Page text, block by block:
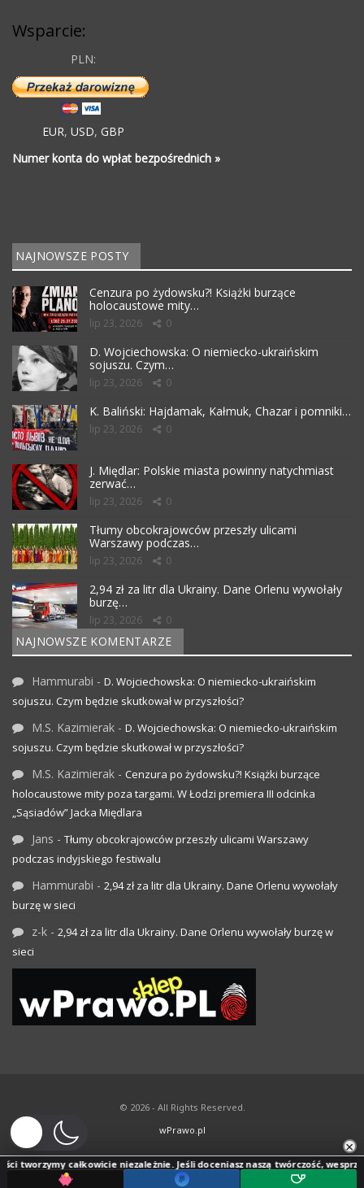
Wsparcie:
PLN:
EUR, USD, GBP
Numer konta do wpłat bezpośrednich »
NAJNOWSZE POSTY
Cenzura po żydowsku?! Książki burzące
holocaustowe mity…
lip 23, 2026 0
D. Wojciechowska: O niemiecko-ukraińskim
sojuszu. Czym…
lip 23, 2026 0
K. Baliński: Hajdamak, Kałmuk, Chazar i pomniki…
lip 23, 2026 0
J. Międlar: Polskie miasta powinny natychmiast
zerwać…
lip 23, 2026 0
Tłumy obcokrajowców przeszły ulicami
Warszawy podczas…
lip 23, 2026 0
2,94 zł za litr dla Ukrainy. Dane Orlenu wywołały
burzę…
lip 23, 2026 0
NAJNOWSZE KOMENTARZE
Hammurabi - D. Wojciechowska: O niemiecko-ukraińskim
sojuszu. Czym będzie skutkował w przyszłości?
M.S. Kazimierak - D. Wojciechowska: O niemiecko-ukraińskim
sojuszu. Czym będzie skutkował w przyszłości?
M.S. Kazimierak - Cenzura po żydowsku?! Książki burzące
holocaustowe mity poza targami. W Łodzi premiera III odcinka
„Sąsiadów” Jacka Międlara
Jans - Tłumy obcokrajowców przeszły ulicami Warszawy
podczas indyjskiego festiwalu
Hammurabi - 2,94 zł za litr dla Ukrainy. Dane Orlenu wywołały
burzę w sieci
z-k - 2,94 zł za litr dla Ukrainy. Dane Orlenu wywołały burzę w
sieci
© 2026 - All Rights Reserved.
wPrawo.pl
×
tworzymy całkowicie niezależnie. Jeśli doceniasz naszą twórczość, wesprzyj